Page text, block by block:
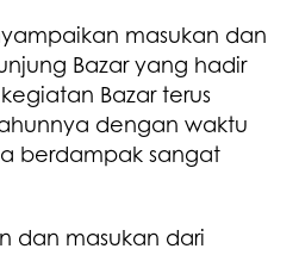
masukan dan
Bazar yang hadir
Bazar terus
dengan waktu
berdampak sangat
dan masukan dari